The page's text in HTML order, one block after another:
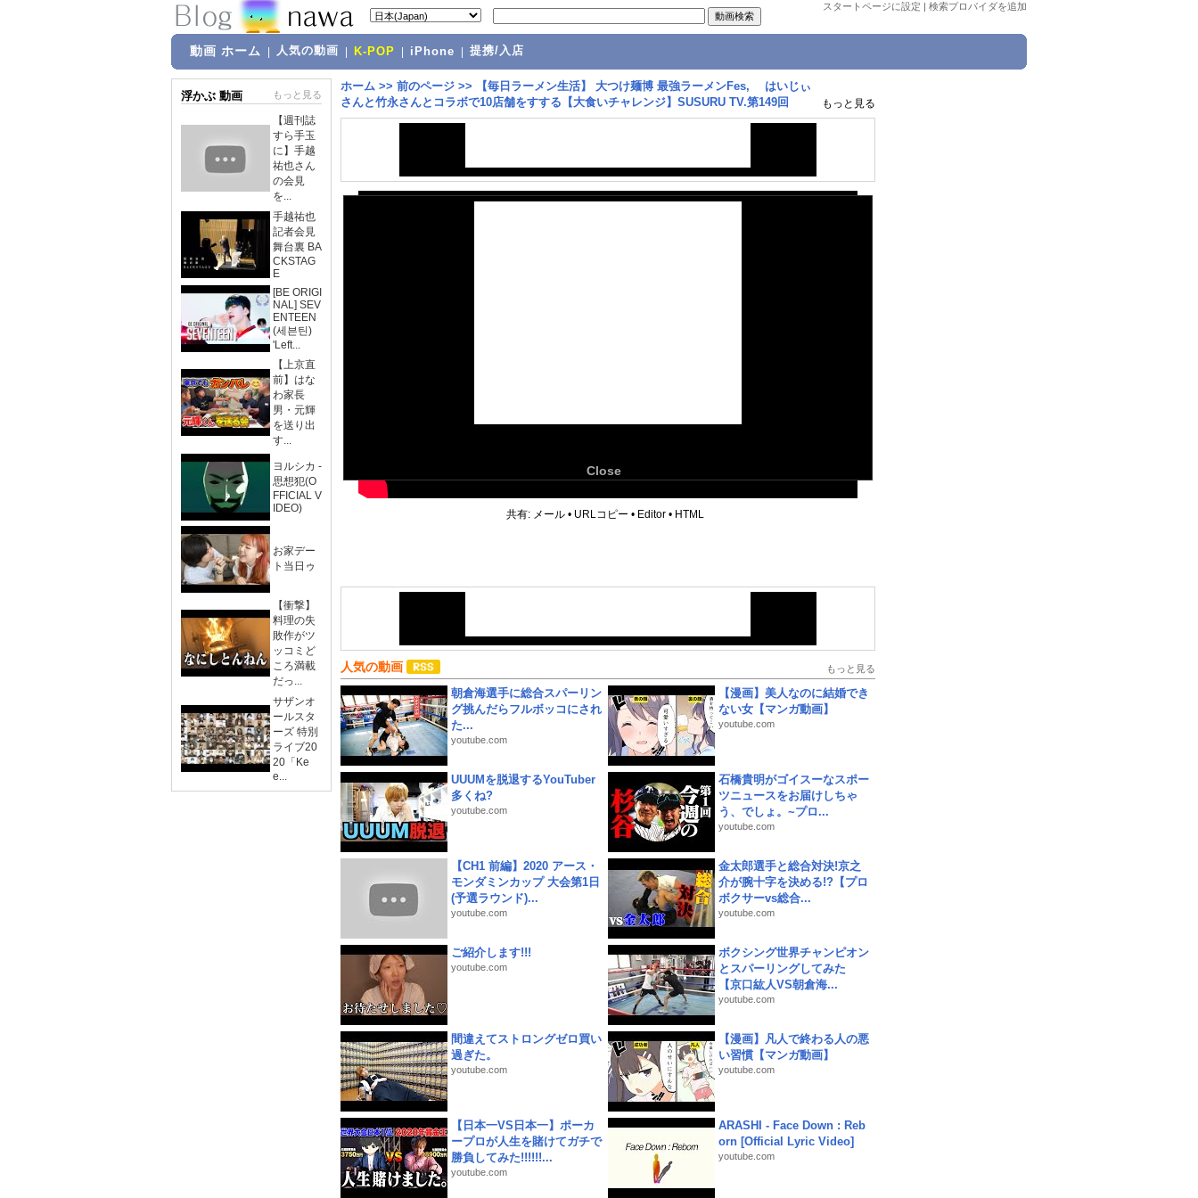
スタートページに設定 | 検索プロバイダを追加
動画 ホーム 人気の動画 K-POP iPhone 提携/入店
浮かぶ 動画 もっと見る
【週刊誌
すら手玉
に】手越
祐也さん
の会見
を...
手越祐也
記者会見
舞台裏 BA
CKSTAG
E
[BE ORIGI
NAL] SEV
ENTEEN
(세븐틴)
'Left...
【上京直
前】はな
わ家長
男・元輝
を送り出
す...
ヨルシカ -
思想犯(O
FFICIAL V
IDEO)
お家デー
ト当日ゥ
【衝撃】
料理の失
敗作がツ
ッコミど
ころ満載
だっ...
サザンオ
ールスタ
ーズ 特別
ライブ20
20「Ke
e...
ホーム >> 前のページ >>
【毎日ラーメン生活】 大つけ麺博 最強ラーメンFes, はいじぃ
さんと竹永さんとコラボで10店舗をすする【大食いチャレンジ】SUSURU TV.第149回
もっと見る
Close
共有: メール • URLコピー • Editor • HTML
人気の動画 もっと見る
朝倉海選手に総合スパーリン
グ挑んだらフルボッコにされ
た...
youtube.com
【漫画】美人なのに結婚でき
ない女【マンガ動画】
youtube.com
UUUMを脱退するYouTuber
多くね?
youtube.com
石橋貴明がゴイスーなスポー
ツニュースをお届けしちゃ
う、でしょ。~プロ...
youtube.com
【CH1 前編】2020 アース・
モンダミンカップ 大会第1日
(予選ラウンド)...
youtube.com
金太郎選手と総合対決!京之
介が腕十字を決める!?【プロ
ボクサーvs総合...
youtube.com
ご紹介します!!!
youtube.com
ボクシング世界チャンピオン
とスパーリングしてみた
【京口紘人VS朝倉海...
youtube.com
間違えてストロングゼロ買い
過ぎた。
youtube.com
【漫画】凡人で終わる人の悪
い習慣【マンガ動画】
youtube.com
【日本一VS日本一】ポーカ
ープロが人生を賭けてガチで
勝負してみた!!!!!!...
youtube.com
ARASHI - Face Down : Reb
orn [Official Lyric Video]
youtube.com